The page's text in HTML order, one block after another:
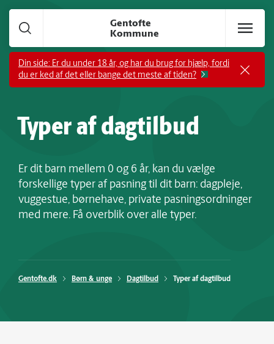
Gentofte
Kommune
Din side: Er du under 18 år, og har du brug for hjælp, fordi
du er ked af det eller bange det meste af tiden?
Typer af dagtilbud
Er dit barn mellem 0 og 6 år, kan du vælge
forskellige typer af pasning til dit barn: dagpleje,
vuggestue, børnehave, private pasningsordninger
med mere. Få overblik over alle typer.
Gentofte.dk Børn & unge Dagtilbud Typer af dagtilbud